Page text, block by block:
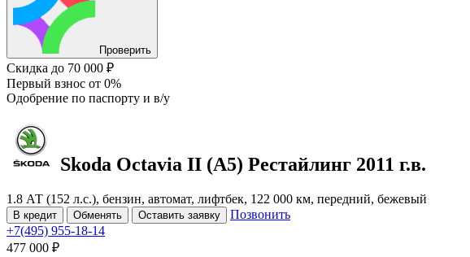
Проверить
Скидка до 70 000 ₽
Первый взнос от 0%
Одобрение по паспорту и в/у
Skoda Octavia II (A5) Рестайлинг 2011 г.в.
1.8 АТ (152 л.с.), бензин, автомат, лифтбек, 122 000 км, передний, бежевый
В кредит Обменять Оставить заявку
Позвонить
+7(495) 955-18-14
477 000 ₽